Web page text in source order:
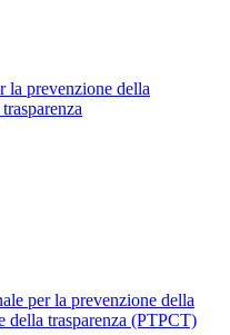
la prevenzione della
per la prevenzione della
della trasparenza (PTPCT)